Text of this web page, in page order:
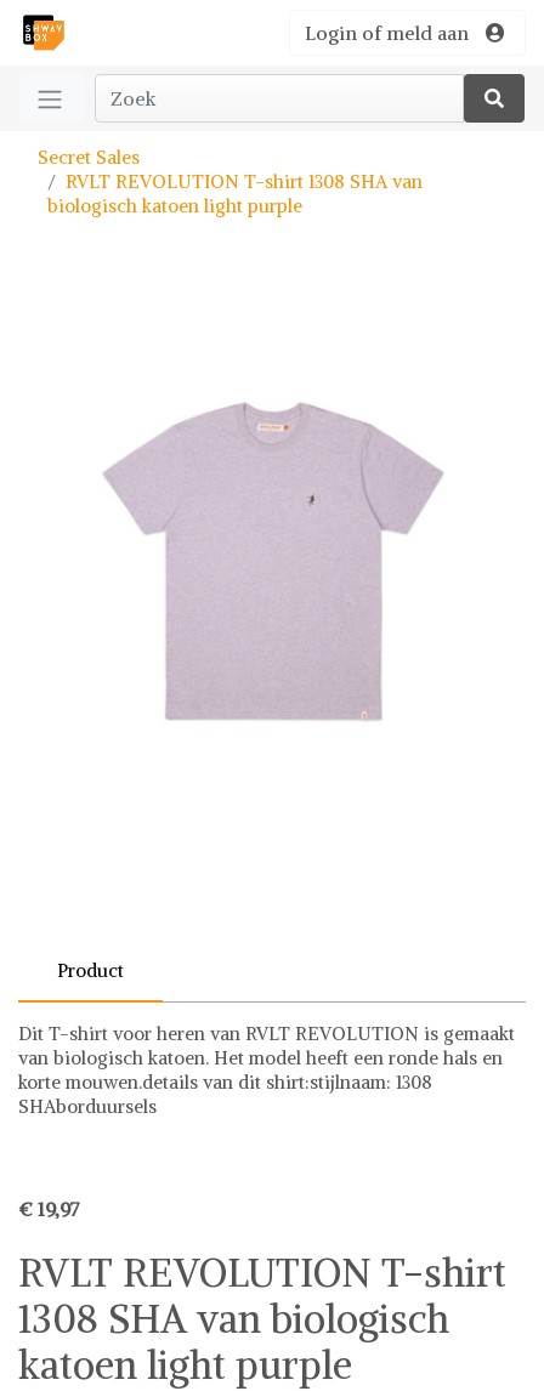
Login of meld aan
Secret Sales
RVLT REVOLUTION T-shirt 1308 SHA van
biologisch katoen light purple
Product
Dit T-shirt voor heren van RVLT REVOLUTION is gemaakt
van biologisch katoen. Het model heeft een ronde hals en
korte mouwen.details van dit shirt:stijlnaam: 1308
SHAborduursels
€ 19,97
RVLT REVOLUTION T-shirt
1308 SHA van biologisch
katoen light purple